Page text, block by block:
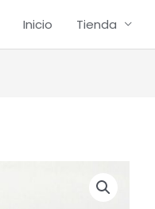
Inicio Tienda